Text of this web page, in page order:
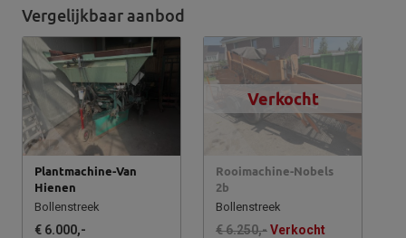
Vergelijkbaar aanbod
Plantmachine-Van
Hienen
Bollenstreek
€ 6.000,-
Verkocht
Rooimachine-Nobels
2b
Bollenstreek
€ 6.250,-Verkocht